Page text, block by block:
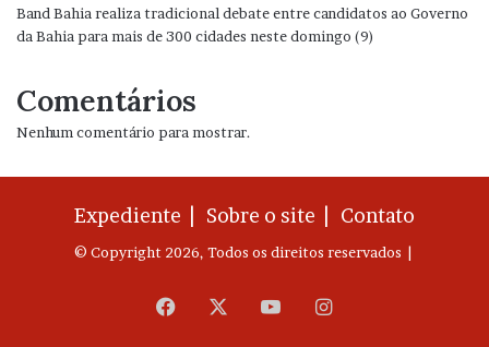
Band Bahia realiza tradicional debate entre candidatos ao Governo
da Bahia para mais de 300 cidades neste domingo (9)
Comentários
Nenhum comentário para mostrar.
Expediente | Sobre o site | Contato
© Copyright 2026, Todos os direitos reservados |
Facebook YouTubeInstagram